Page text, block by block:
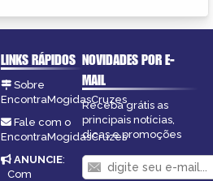
LINKS RÁPIDOS
Sobre
EncontraMogidasCruzes
Fale com o
EncontraMogidasCruzes
ANUNCIE:
Com
NOVIDADES POR E-
MAIL
Receba grátis as
principais notícias,
dicas e promoções